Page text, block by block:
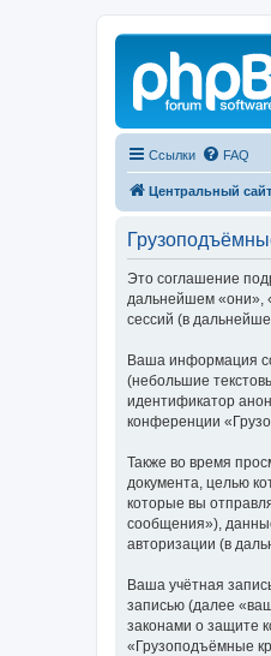
Ссылки FAQ
Центральный сайт
Это соглашение
дальнейшем «они»,
сессий (в
Ваша информация
(небольшие
идентификатор
конференции
Также во время
документа, целью
которые вы
сообщения»),
авторизации (в
Ваша учётная
записью (далее
законами о защите
«Грузоподъёмные